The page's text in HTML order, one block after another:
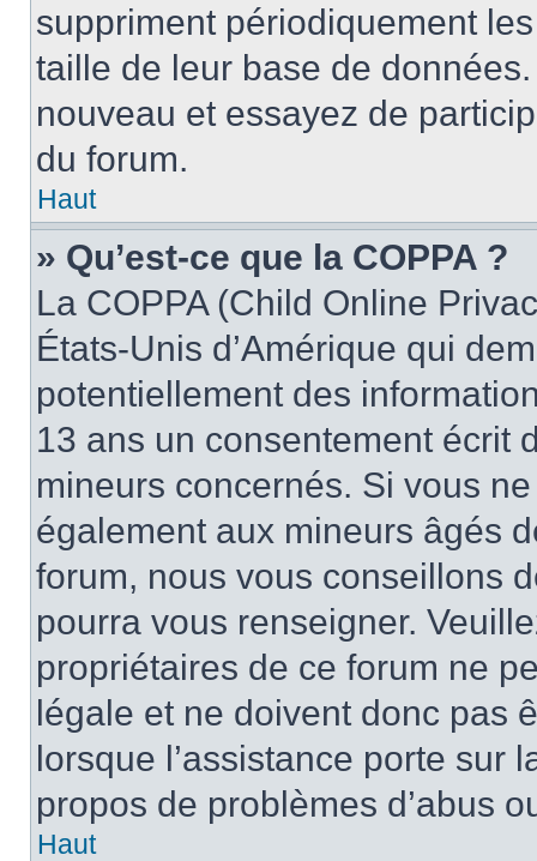
suppriment périodiquement
taille de leur base de
nouveau et essayez de
du forum.
Haut
» Qu’est-ce que la COPPA ?
La COPPA (Child Online
États-Unis d’Amérique qui
potentiellement des
13 ans un consentement écrit
mineurs concernés. Si vous
également aux mineurs âgés
forum, nous vous conseillons
pourra vous renseigner.
propriétaires de ce forum ne
légale et ne doivent donc pas
lorsque l’assistance porte sur
propos de problèmes d’abus
Haut